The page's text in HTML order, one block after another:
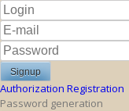
Authorization Registration
Password generation